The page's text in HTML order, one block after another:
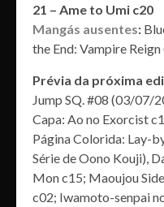
21 – Ame to Umi c20
Mangás ausentes:
the End: Vampire
Prévia da próxima
Jump SQ. #08 (03/07/
Capa: Ao no Exorcist
Página Colorida: Lay-
Série de Oono Kouji),
Mon c15; Maoujou
c02; Iwamoto-senpai